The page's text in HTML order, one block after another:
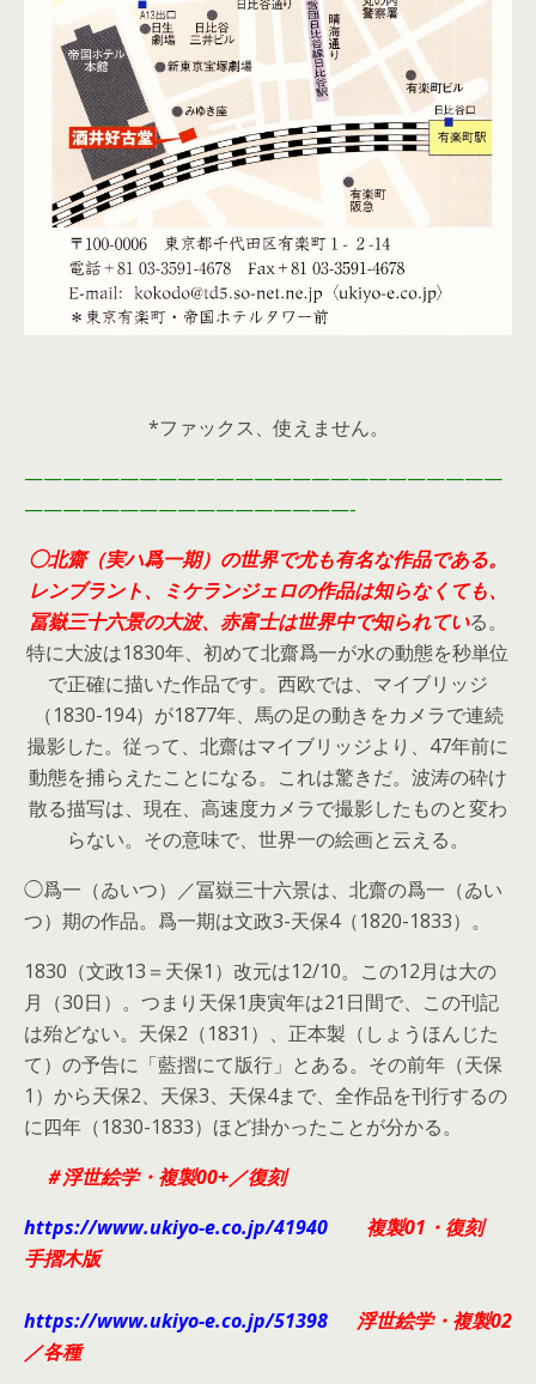
*ファックス、使えません。
—————————————————————————
—————————————————-
◯北齋（実ハ爲一期）の世界で尤も有名な作品である。
レンブラント、ミケランジェロの作品は知らなくても、
冨嶽三十六景の大波、赤富士は世界中で知られている。
特に大波は1830年、初めて北齋爲一が水の動態を秒単位
で正確に描いた作品です。西欧では、マイブリッジ
（1830-194）が1877年、馬の足の動きをカメラで連続
撮影した。従って、北齋はマイブリッジより、47年前に
動態を捕らえたことになる。これは驚きだ。波涛の砕け
散る描写は、現在、高速度カメラで撮影したものと変わ
らない。その意味で、世界一の絵画と云える。
◯爲一（ゐいつ）／冨嶽三十六景は、北齋の爲一（ゐい
つ）期の作品。爲一期は文政3-天保4（1820-1833）。
1830（文政13＝天保1）改元は12/10。この12月は大の
月（30日）。つまり天保1庚寅年は21日間で、この刊記
は殆どない。天保2（1831）、正本製（しょうほんじた
て）の予告に「藍摺にて版行」とある。その前年（天保
1）から天保2、天保3、天保4まで、全作品を刊行するの
に四年（1830-1833）ほど掛かったことが分かる。
＃浮世絵学・複製00+／復刻
https://www.ukiyo-e.co.jp/41940
複製01・復刻
手摺木版
https://www.ukiyo-e.co.jp/51398
浮世絵学・複製02
／各種